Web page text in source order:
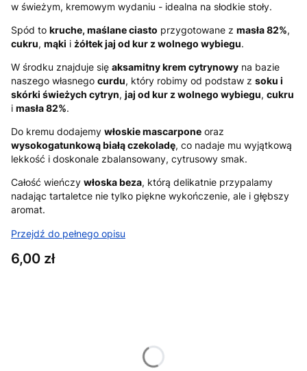
w świeżym, kremowym wydaniu - idealna na słodkie stoły.
Spód to kruche, maślane ciasto przygotowane z masła 82%,
cukru, mąki i żółtek jaj od kur z wolnego wybiegu.
W środku znajduje się aksamitny krem cytrynowy na bazie
naszego własnego curdu, który robimy od podstaw z soku i
skórki świeżych cytryn, jaj od kur z wolnego wybiegu, cukru
i masła 82%.
Do kremu dodajemy włoskie mascarpone oraz
wysokogatunkową białą czekoladę, co nadaje mu wyjątkową
lekkość i doskonale zbalansowany, cytrusowy smak.
Całość wieńczy włoska beza, którą delikatnie przypalamy
nadając tartaletce nie tylko piękne wykończenie, ale i głębszy
aromat.
Przejdź do pełnego opisu
Cena
6,00 zł